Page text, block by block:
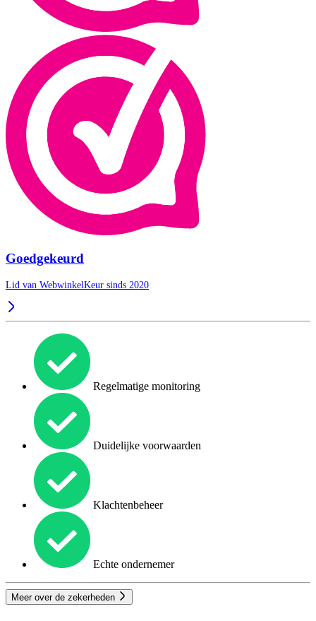
Goedgekeurd
Lid van WebwinkelKeur sinds 2020
Regelmatige monitoring
Duidelijke voorwaarden
Klachtenbeheer
Echte ondernemer
Meer over de zekerheden